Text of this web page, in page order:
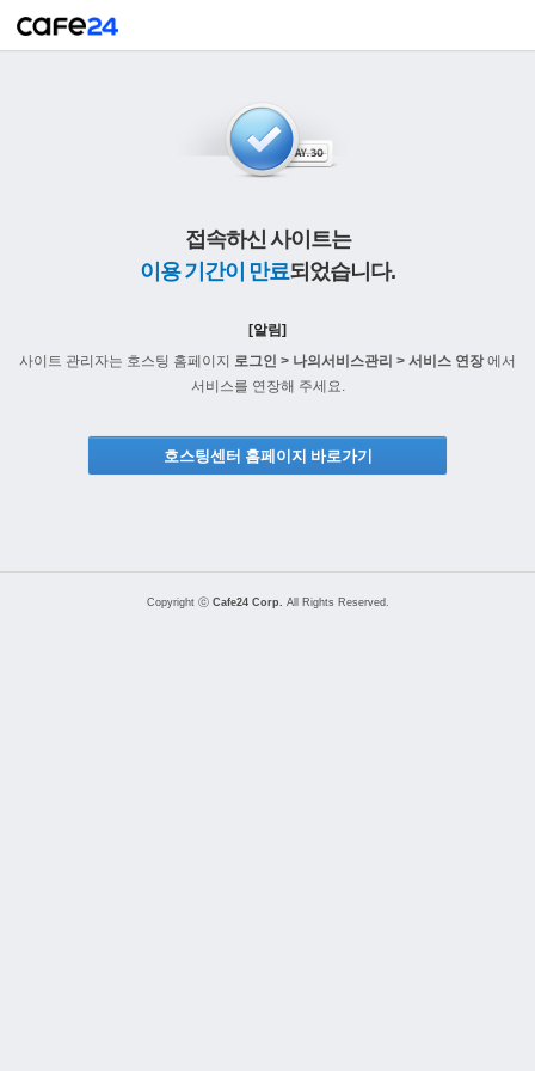
접속하신 사이트는
이용 기간이 만료되었습니다.
[알림]
사이트 관리자는 호스팅 홈페이지 로그인 > 나의서비스관리 > 서비스 연장에서
서비스를 연장해 주세요.
호스팅센터 홈페이지 바로가기
Copyright ⓒ Cafe24 Corp. All Rights Reserved.